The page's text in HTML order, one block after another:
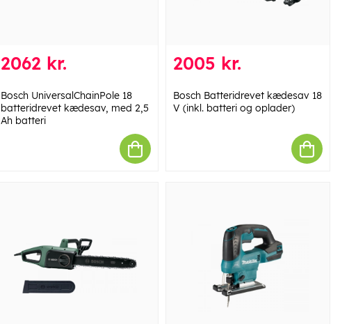
2062 kr.
Bosch UniversalChainPole 18
batteridrevet kædesav, med 2,5
Ah batteri
2005 kr.
Bosch Batteridrevet kædesav 18
V (inkl. batteri og oplader)